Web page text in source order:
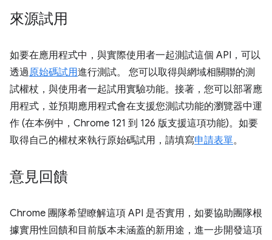
來源試用
如要在應用程式中，與實際使用者一起測試這個 API，可以
透過原始碼試用進行測試。 您可以取得與網域相關聯的測
試權杖，與使用者一起試用實驗功能。接著，您可以部署應
用程式，並預期應用程式會在支援您測試功能的瀏覽器中運
作 (在本例中，Chrome 121 到 126 版支援這項功能)。如要
取得自己的權杖來執行原始碼試用，請填寫申請表單。
意見回饋
Chrome 團隊希望瞭解這項 API 是否實用，如要協助團隊根
據實用性回饋和目前版本未涵蓋的新用途，進一步開發這項